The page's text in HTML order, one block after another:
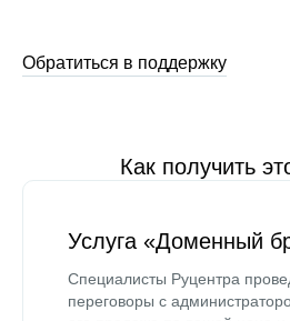
Обратиться в поддержку
Как получить
Услуга «Доменный
Специалисты Руцентра
переговоры с